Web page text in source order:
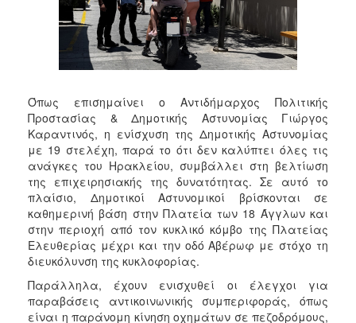
Όπως επισημαίνει ο Αντιδήμαρχος Πολιτικής
Προστασίας & Δημοτικής Αστυνομίας Γιώργος
Καραντινός, η ενίσχυση της Δημοτικής Αστυνομίας
με 19 στελέχη, παρά το ότι δεν καλύπτει όλες τις
ανάγκες του Ηρακλείου, συμβάλλει στη βελτίωση
της επιχειρησιακής της δυνατότητας. Σε αυτό το
πλαίσιο, Δημοτικοί Αστυνομικοί βρίσκονται σε
καθημερινή βάση στην Πλατεία των 18 Άγγλων και
στην περιοχή από τον κυκλικό κόμβο της Πλατείας
Ελευθερίας μέχρι και την οδό Αβέρωφ με στόχο τη
διευκόλυνση της κυκλοφορίας.
Παράλληλα, έχουν ενισχυθεί οι έλεγχοι για
παραβάσεις αντικοινωνικής συμπεριφοράς, όπως
είναι η παράνομη κίνηση οχημάτων σε πεζοδρόμους,